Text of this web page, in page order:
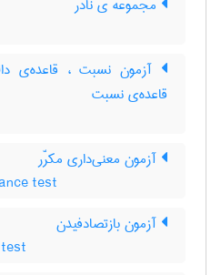
مجموعه ی نادر
آزمون نسبت ، قاعده‌ی
قاعده‌ی نسبت
آزمون معنی‌داری مکرّر
test
آزمون بازتصادفیدن